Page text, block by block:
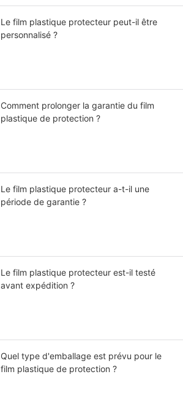
Le film plastique protecteur peut-il être
personnalisé ?
Comment prolonger la garantie du film
plastique de protection ?
Le film plastique protecteur a-t-il une
période de garantie ?
Le film plastique protecteur est-il testé
avant expédition ?
Quel type d'emballage est prévu pour le
film plastique de protection ?